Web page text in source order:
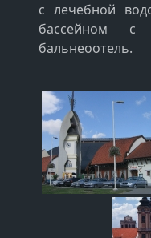
с лечебной
бассейном с
бальнеоотель.